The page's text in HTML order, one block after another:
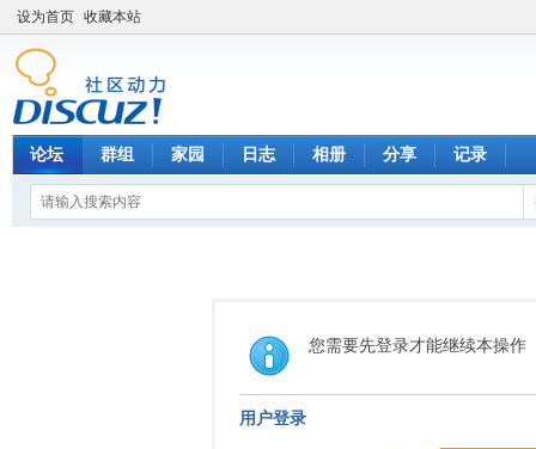
设为首页 收藏本站
论坛 群组 家园 日志 相册 分享 记录
您需要先登录才能继续本操作
用户登录